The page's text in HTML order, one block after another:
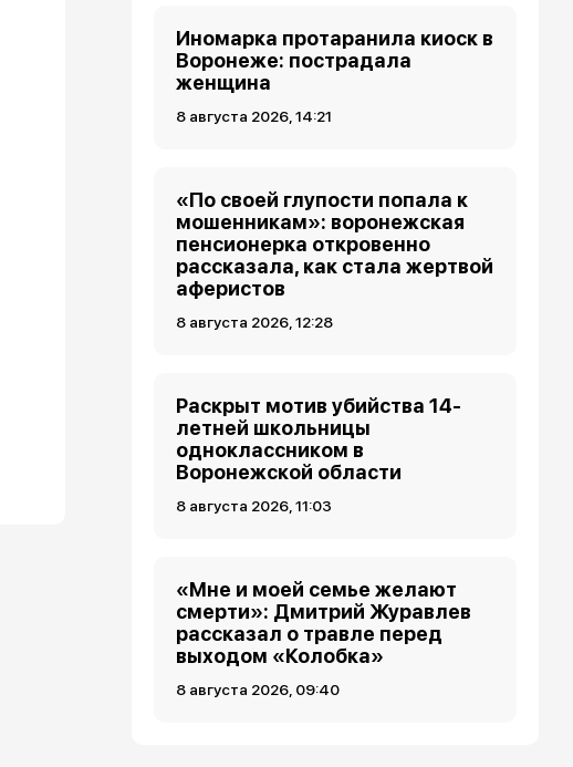
Иномарка протаранила киоск в
Воронеже: пострадала
женщина
8 августа 2026, 14:21
«По своей глупости попала к
мошенникам»: воронежская
пенсионерка откровенно
рассказала, как стала жертвой
аферистов
8 августа 2026, 12:28
Раскрыт мотив убийства 14-
летней школьницы
одноклассником в
Воронежской области
8 августа 2026, 11:03
«Мне и моей семье желают
смерти»: Дмитрий Журавлев
рассказал о травле перед
выходом «Колобка»
8 августа 2026, 09:40